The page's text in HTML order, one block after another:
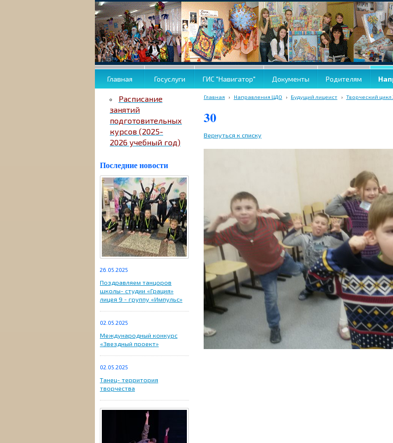
Главная Госуслуги ГИС "Навигатор" Документы Родителям
Расписание
занятий
подготовительных
курсов (2025-
2026 учебный год)
Последние новости
26.05.2025
Поздравляем танцоров
школы- студии «Грация»
лицея 9 - группу «Импульс»
02.05.2025
Международный конкурс
«Звездный проект»
02.05.2025
Танец- территория
творчества
Главная › Направления ЦДО › Будущий лицеист › Творческий цикл
30
Вернуться к списку